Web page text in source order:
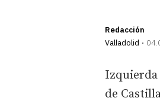
Redacción
Valladolid
Izquierda
de